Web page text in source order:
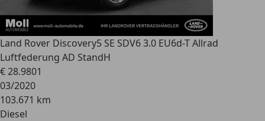
Land Rover Discovery5 SE SDV6 3.0 EU6d-T Allrad
Luftfederung AD StandH
€ 28.9801
03/2020
103.671 km
Diesel